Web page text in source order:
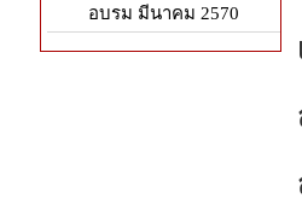
อบรม มีนาคม 2570